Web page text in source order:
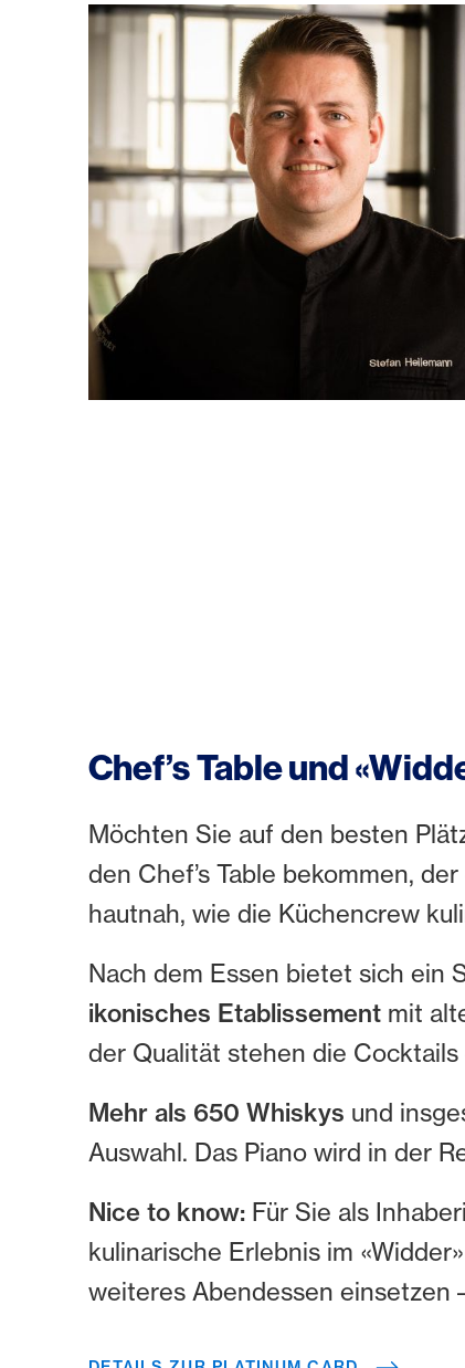
Chef’s Table und
Möchten Sie auf den besten
den Chef’s Table bekommen,
hautnah, wie die Küchencrew
Nach dem Essen bietet sich ein
ikonisches Etablissement mit
der Qualität stehen die
Mehr als 650 Whiskys und
Auswahl. Das Piano wird in der
Nice to know: Für Sie als
kulinarische Erlebnis im
weiteres Abendessen einsetzen